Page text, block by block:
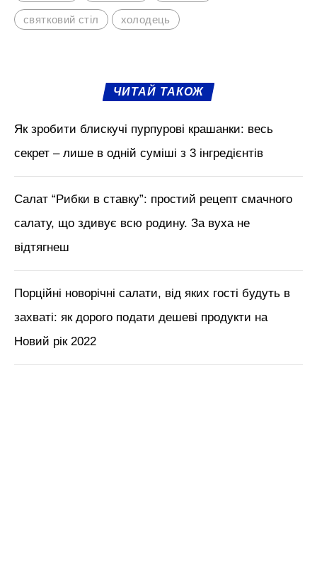
святковий стіл холодець
ЧИТАЙ ТАКОЖ
Як зробити блискучі пурпурові крашанки: весь
секрет – лише в одній суміші з 3 інгредієнтів
Салат “Рибки в ставку”: простий рецепт смачного
салату, що здивує всю родину. За вуха не
відтягнеш
Порційні новорічні салати, від яких гості будуть в
захваті: як дорого подати дешеві продукти на
Новий рік 2022